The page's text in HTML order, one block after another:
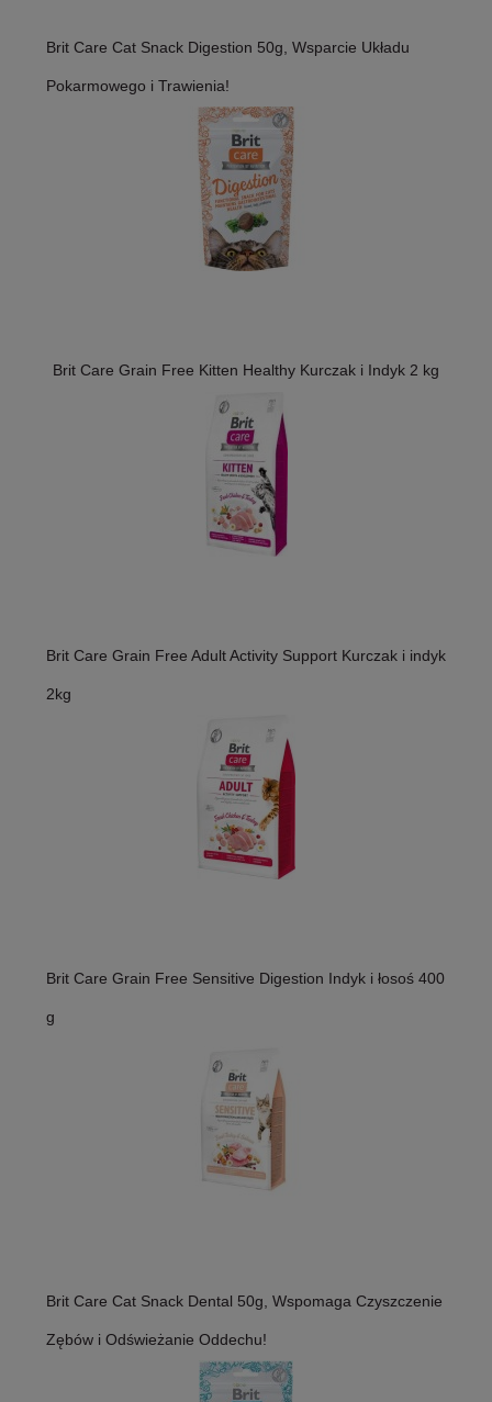
Brit Care Cat Snack Digestion 50g, Wsparcie Układu
Pokarmowego i Trawienia!
Brit Care Grain Free Kitten Healthy Kurczak i Indyk 2 kg
Brit Care Grain Free Adult Activity Support Kurczak i indyk
2kg
Brit Care Grain Free Sensitive Digestion Indyk i łosoś 400
g
Brit Care Cat Snack Dental 50g, Wspomaga Czyszczenie
Zębów i Odświeżanie Oddechu!